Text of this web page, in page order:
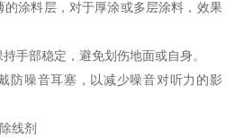
的涂料层，对于厚涂或多层涂料，效果
手部稳定，避免划伤地面或自身。
防噪音耳塞，以减少噪音对听力的影
线剂